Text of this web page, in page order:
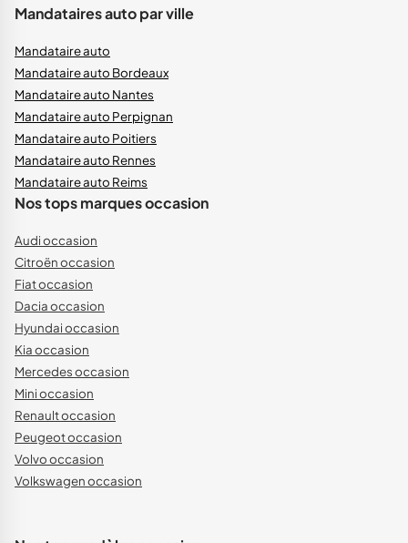
Mandataires auto par ville
Mandataire auto
Mandataire auto Bordeaux
Mandataire auto Nantes
Mandataire auto Perpignan
Mandataire auto Poitiers
Mandataire auto Rennes
Mandataire auto Reims
Nos tops marques occasion
Audi occasion
Citroën occasion
Fiat occasion
Dacia occasion
Hyundai occasion
Kia occasion
Mercedes occasion
Mini occasion
Renault occasion
Peugeot occasion
Volvo occasion
Volkswagen occasion